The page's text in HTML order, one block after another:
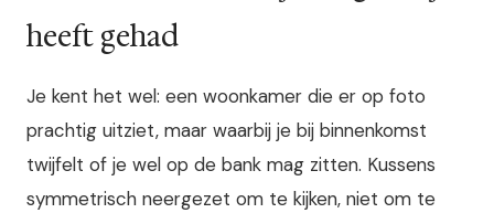
heeft gehad
Je kent het wel: een woonkamer die er op foto
prachtig uitziet, maar waarbij je bij binnenkomst
twijfelt of je wel op de bank mag zitten. Kussens
symmetrisch neergezet om te kijken, niet om te